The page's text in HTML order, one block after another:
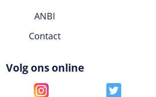
ANBI
Contact
Volg ons online